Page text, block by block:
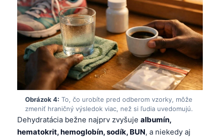
Obrázok 4: To, čo urobíte pred odberom vzorky, môže
zmeniť hraničný výsledok viac, než si ľudia uvedomujú.
Dehydratácia bežne najprv zvyšuje albumín,
hematokrit, hemoglobín, sodík, BUN, a niekedy aj